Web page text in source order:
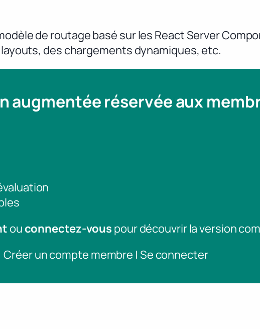
de routage basé sur les React Server
des chargements dynamiques, etc.
augmentée réservée aux
ou connectez-vous pour découvrir la version
Créer un compte membre | Se connecter